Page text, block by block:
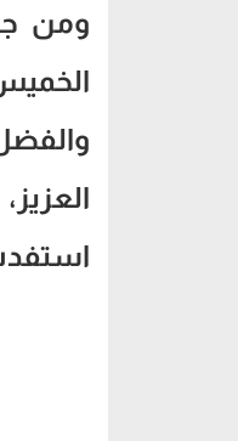
ومن